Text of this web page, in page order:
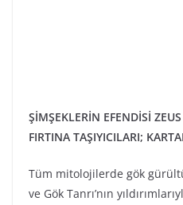
ŞİMŞEKLERİN EFENDİSİ
FIRTINA TAŞIYICILARI;
Tüm mitolojilerde gök
ve Gök Tanrı’nın